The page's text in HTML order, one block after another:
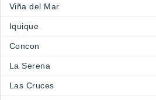
Viña del Mar
Iquique
Concon
La Serena
Las Cruces